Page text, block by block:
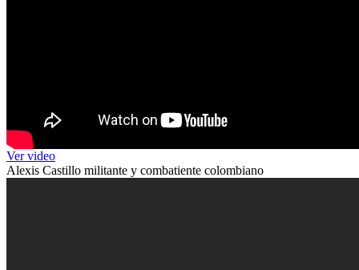
Ver video
Alexis Castillo militante y combatiente colombiano